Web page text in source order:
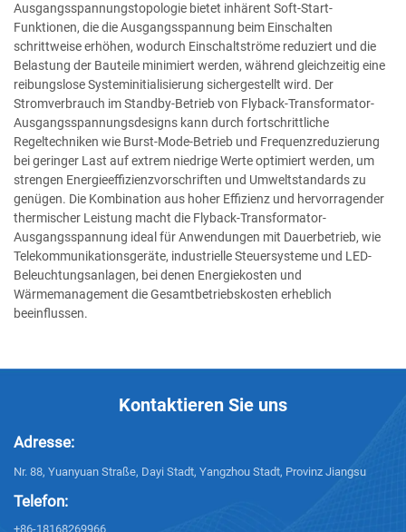
Ausgangsspannungstopologie bietet inhärent Soft-Start-
Funktionen, die die Ausgangsspannung beim Einschalten
schrittweise erhöhen, wodurch Einschaltströme reduziert und die
Belastung der Bauteile minimiert werden, während gleichzeitig eine
reibungslose Systeminitialisierung sichergestellt wird. Der
Stromverbrauch im Standby-Betrieb von Flyback-Transformator-
Ausgangsspannungsdesigns kann durch fortschrittliche
Regeltechniken wie Burst-Mode-Betrieb und Frequenzreduzierung
bei geringer Last auf extrem niedrige Werte optimiert werden, um
strengen Energieeffizienzvorschriften und Umweltstandards zu
genügen. Die Kombination aus hoher Effizienz und hervorragender
thermischer Leistung macht die Flyback-Transformator-
Ausgangsspannung ideal für Anwendungen mit Dauerbetrieb, wie
Telekommunikationsgeräte, industrielle Steuersysteme und LED-
Beleuchtungsanlagen, bei denen Energiekosten und
Wärmemanagement die Gesamtbetriebskosten erheblich
beeinflussen.
Kontaktieren Sie uns
Adresse:
Nr. 88, Yuanyuan Straße, Dayi Stadt, Yangzhou Stadt, Provinz Jiangsu
Telefon:
+86-18168269966